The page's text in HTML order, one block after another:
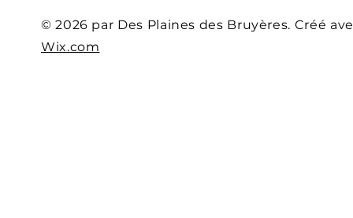
© 2026 par Des Plaines des Bruyères. Créé
Wix.com